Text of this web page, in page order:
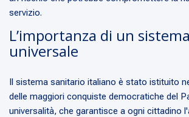
servizio.
L’importanza di un
universale
Il sistema sanitario italiano è stato istituito
delle maggiori conquiste democratiche del
universalità, che garantisce a ogni cittadino